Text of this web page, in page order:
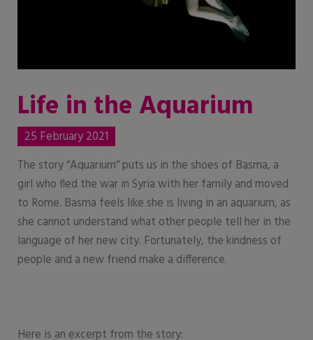
Life in the Aquarium
25 February 2021
The story “Aquarium“ puts us in the shoes of Basma, a
girl who fled the war in Syria with her family and moved
to Rome. Basma feels like she is living in an aquarium, as
she cannot understand what other people tell her in the
language of her new city. Fortunately, the kindness of
people and a new friend make a difference.
Here is an excerpt from the story: